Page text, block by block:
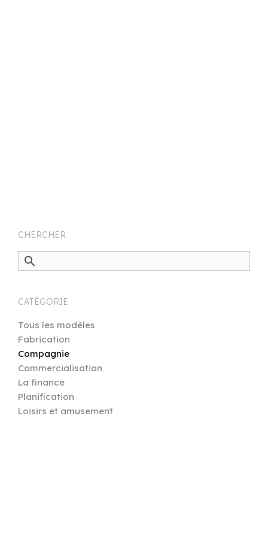
CHERCHER
search
CATÉGORIE
Tous les modèles
Fabrication
Compagnie
Commercialisation
La finance
Planification
Loisirs et amusement